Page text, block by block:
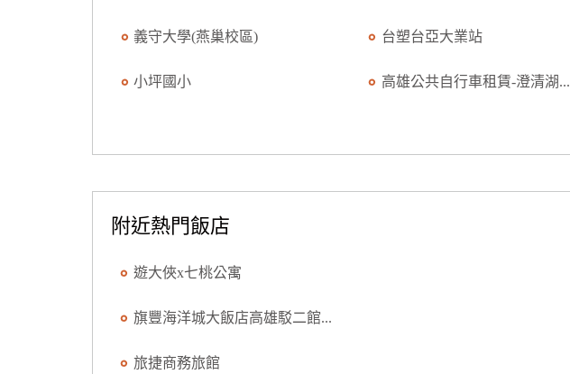
義守大學(燕巢校區) 台塑台亞大業站
小坪國小 高雄公共自行車租賃-澄清湖...
附近熱門飯店
遊大俠x七桃公寓
旗豐海洋城大飯店高雄駁二館...
旅捷商務旅館